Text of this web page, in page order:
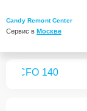
Candy Remont Center
Сервис в Москве
CFO 140